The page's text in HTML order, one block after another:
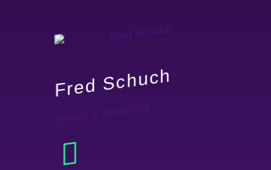
Fred Schuch
Design & Marketing